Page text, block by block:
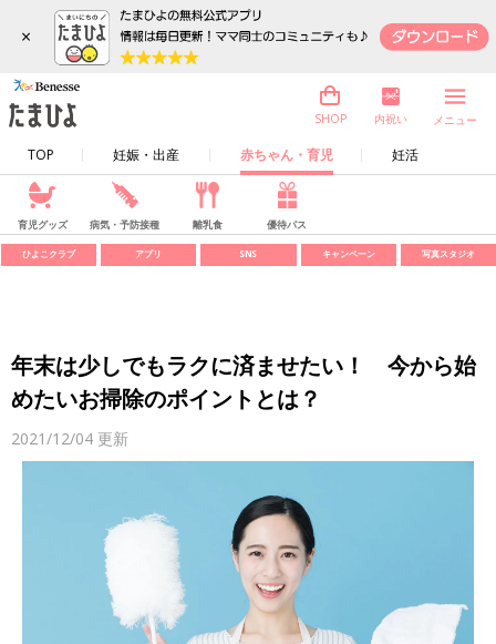
×
TOP 妊娠・出産 赤ちゃん・育児 妊活
SHOP 内祝い メニュー
育児グッズ 病気・予防接種 離乳食 優待パス
ひよこクラブ アプリ SNS キャンペーン 写真スタジオ
年末は少しでもラクに済ませたい！ 今から始
めたいお掃除のポイントとは？
2021/12/04 更新